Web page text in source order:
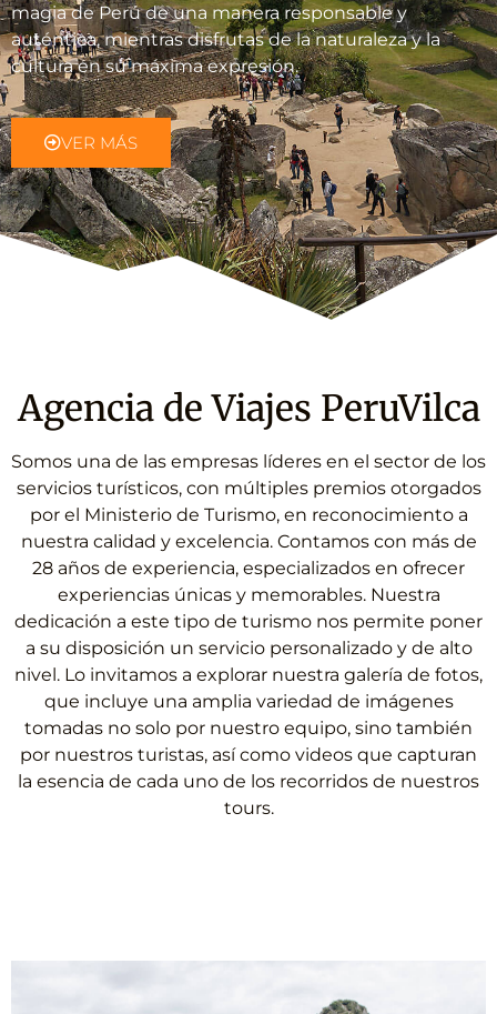
magia de Perú de una manera responsable y
auténtica, mientras disfrutas de la naturaleza y la
cultura en su máxima expresión.
VER MÁS
Agencia de Viajes PeruVilca
Somos una de las empresas líderes en el sector de los
servicios turísticos, con múltiples premios otorgados
por el Ministerio de Turismo, en reconocimiento a
nuestra calidad y excelencia. Contamos con más de
28 años de experiencia, especializados en ofrecer
experiencias únicas y memorables. Nuestra
dedicación a este tipo de turismo nos permite poner
a su disposición un servicio personalizado y de alto
nivel. Lo invitamos a explorar nuestra galería de fotos,
que incluye una amplia variedad de imágenes
tomadas no solo por nuestro equipo, sino también
por nuestros turistas, así como videos que capturan
la esencia de cada uno de los recorridos de nuestros
tours.